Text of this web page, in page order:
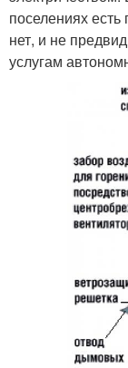
поселениях
нет, и не
услугам